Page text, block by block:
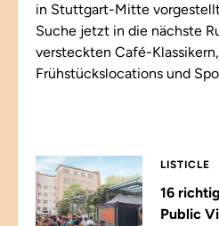
in Stuttgart-Mitte
Suche jetzt in die nächste
versteckten Café-
Frühstückslocations und
LISTICLE
16
Public